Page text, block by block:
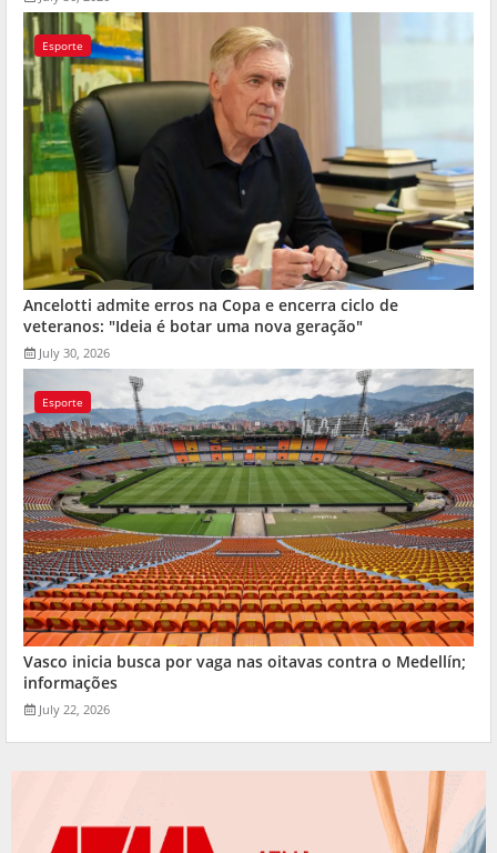
Esporte
Ancelotti admite erros na Copa e encerra ciclo de
veteranos: "Ideia é botar uma nova geração"
July 30, 2026
Esporte
Vasco inicia busca por vaga nas oitavas contra o Medellín;
informações
July 22, 2026